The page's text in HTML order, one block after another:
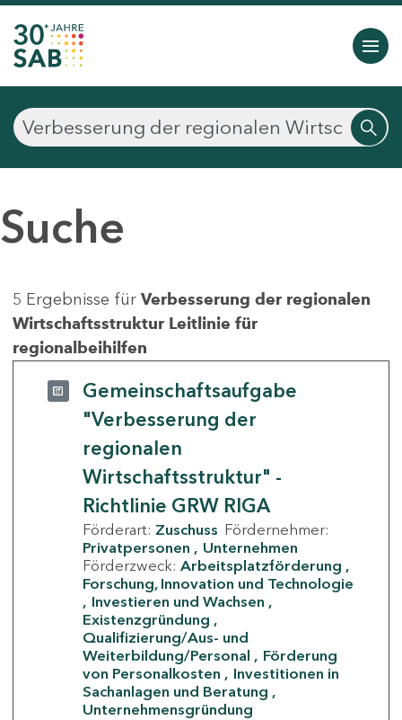
Suche
5 Ergebnisse für Verbesserung der regionalen
Wirtschaftsstruktur Leitlinie für
regionalbeihilfen
Gemeinschaftsaufgabe
"Verbesserung der
regionalen
Wirtschaftsstruktur" -
Richtlinie GRW RIGA
Förderart: Zuschuss Fördernehmer:
Privatpersonen
Unternehmen
Förderzweck: Arbeitsplatzförderung
Forschung, Innovation und Technologie
Investieren und Wachsen
Existenzgründung
Qualifizierung/Aus- und
Weiterbildung/Personal
Förderung
von Personalkosten
Investitionen in
Sachanlagen und Beratung
Unternehmensgründung